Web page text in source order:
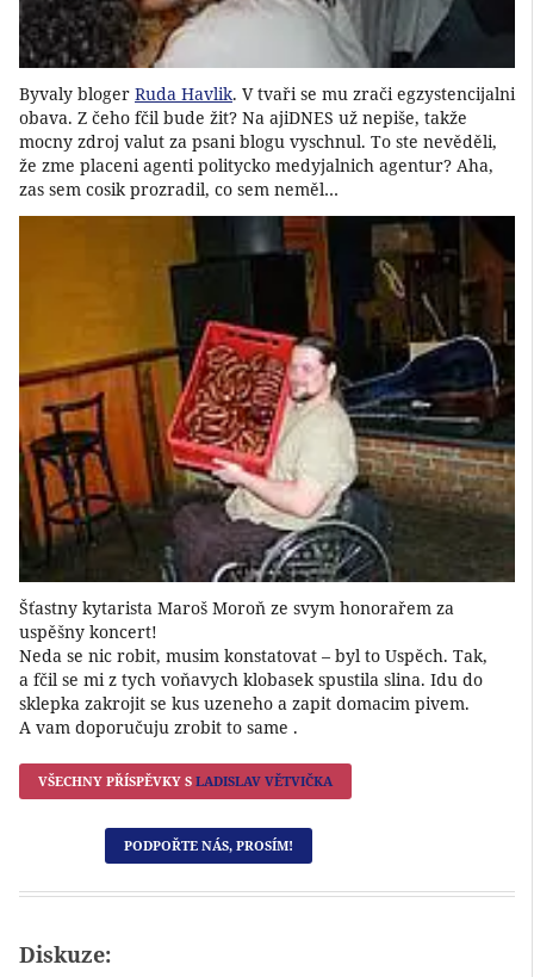
Byvaly bloger Ruda Havlik. V tvaři se mu zrači egzystencijalni
obava. Z čeho fčil bude žit? Na ajiDNES už nepiše, takže
mocny zdroj valut za psani blogu vyschnul. To ste nevěděli,
že zme placeni agenti politycko medyjalnich agentur? Aha,
zas sem cosik prozradil, co sem neměl…
Šťastny kytarista Maroš Moroň ze svym honorařem za
uspěšny koncert!
Neda se nic robit, musim konstatovat – byl to Uspěch. Tak,
a fčil se mi z tych voňavych klobasek spustila slina. Idu do
sklepka zakrojit se kus uzeneho a zapit domacim pivem.
A vam doporučuju zrobit to same .
VŠECHNY PŘÍSPĚVKY S LADISLAV VĚTVIČKA
PODPOŘTE NÁS, PROSÍM!
Diskuze: